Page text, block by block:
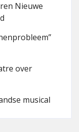
Nieuwe
over
musical